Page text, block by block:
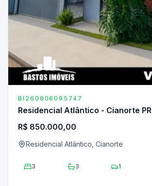
BI260806095747
Residencial Atlântico - Cianorte PR
R$ 850.000,00
Residencial Atlântico, Cianorte
3 3 1